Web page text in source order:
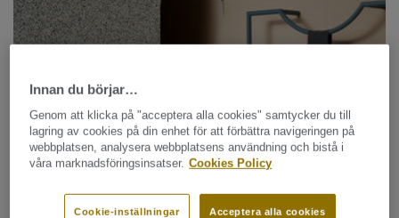
Innan du börjar…
Genom att klicka på "acceptera alla cookies" samtycker du till
lagring av cookies på din enhet för att förbättra navigeringen på
webbplatsen, analysera webbplatsens användning och bistå i
våra marknadsföringsinsatser. Cookies Policy
Acceptera alla cookies
Cookie-inställningar